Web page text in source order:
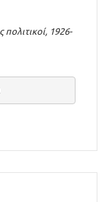
πολιτικοί, 1926-